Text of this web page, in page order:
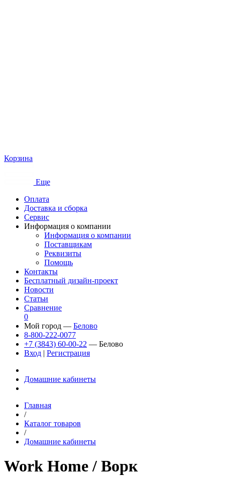
Корзина
Еще
Оплата
Доставка и сборка
Сервис
Информация о компании
Информация о компании
Поставщикам
Реквизиты
Помощь
Контакты
Бесплатный дизайн-проект
Новости
Статьи
Сравнение
0
Мой город — Белово
8-800-222-0077
+7 (3843) 60-00-22 — Белово
Вход | Регистрация
Домашние кабинеты
Главная
/
Каталог товаров
/
Домашние кабинеты
Work Home / Ворк